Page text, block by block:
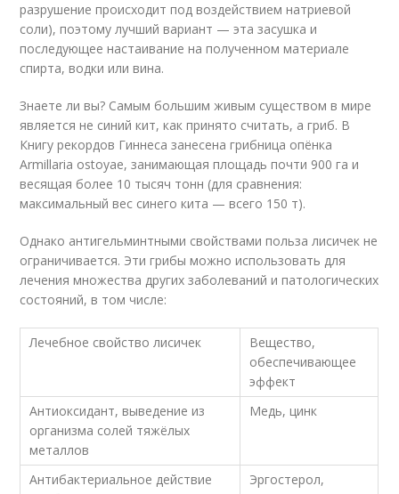
разрушение происходит под воздействием натриевой
соли), поэтому лучший вариант — эта засушка и
последующее настаивание на полученном материале
спирта, водки или вина.
Знаете ли вы? Самым большим живым существом в мире
является не синий кит, как принято считать, а гриб. В
Книгу рекордов Гиннеса занесена грибница опёнка
Armillaria ostoyae, занимающая площадь почти 900 га и
весящая более 10 тысяч тонн (для сравнения:
максимальный вес синего кита — всего 150 т).
Однако антигельминтными свойствами польза лисичек не
ограничивается. Эти грибы можно использовать для
лечения множества других заболеваний и патологических
состояний, в том числе:
Лечебное свойство лисичек
Вещество,
обеспечивающее
эффект
Антиоксидант, выведение из
организма солей тяжёлых
металлов
Медь, цинк
Антибактериальное действие
Эргостерол,